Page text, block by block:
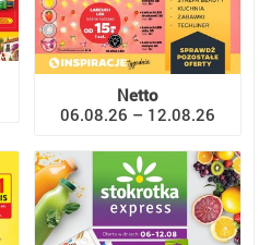
Netto
06.08.26 – 12.08.26